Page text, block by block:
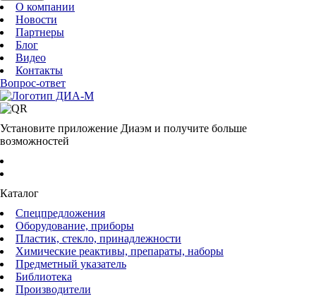
О компании
Новости
Партнеры
Блог
Видео
Контакты
Вопрос-ответ
Установите приложение Диаэм и получите больше
возможностей
Каталог
Спецпредложения
Оборудование, приборы
Пластик, стекло, принадлежности
Химические реактивы, препараты, наборы
Предметный указатель
Библиотека
Производители